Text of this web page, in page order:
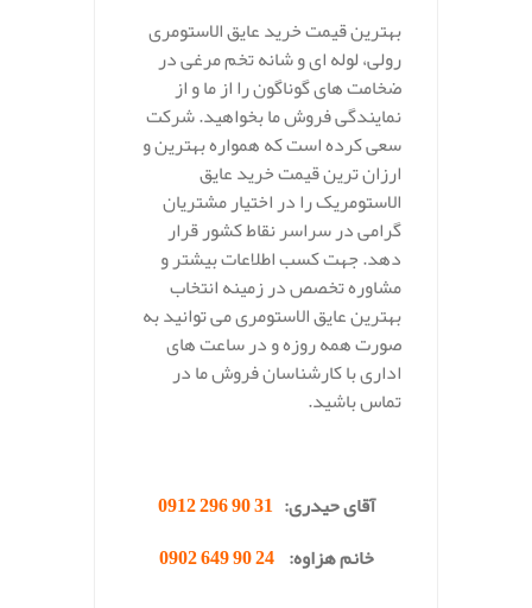
بهترین قیمت خرید عایق الاستومری
رولی، لوله ای و شانه تخم مرغی در
ضخامت های گوناگون را از ما و از
نمایندگی فروش ما بخواهید. شرکت
سعی کرده است که همواره بهترین و
ارزان ترین قیمت خرید عایق
الاستومریک را در اختیار مشتریان
گرامی در سراسر نقاط کشور قرار
دهد. جهت کسب اطلاعات بیشتر و
مشاوره تخصص در زمینه انتخاب
بهترین عایق الاستومری می توانید به
صورت همه روزه و در ساعت های
اداری با کارشناسان فروش ما در
تماس باشید.
آقای حیدری: 31 90 296 0912
خانم هزاوه:24 90 649 0902